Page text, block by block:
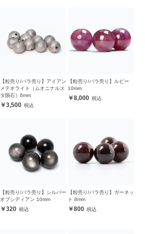
【粒売り/バラ売り】アイアン
メテオライト（ムオニナルス
タ隕石）6mm
3,500
【粒売り/バラ売り】ルビー
10mm
8,000
【粒売り/バラ売り】シルバー
オブシディアン 10mm
320
【粒売り/バラ売り】ガーネッ
ト 8mm
800